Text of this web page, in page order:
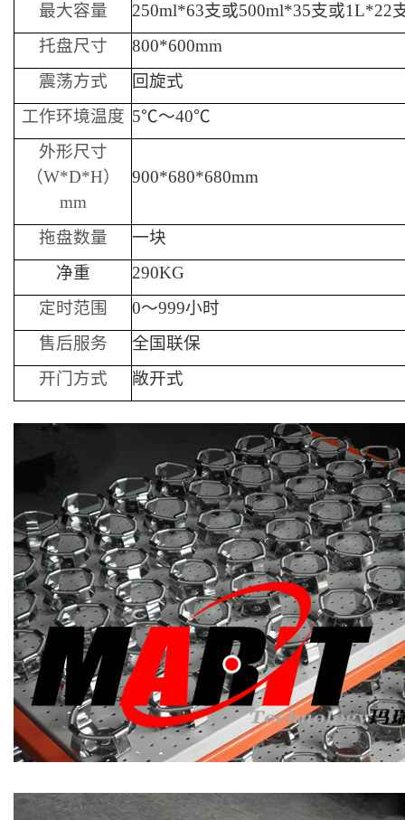
最大容量
250ml*63支或500ml*35支或1L*22
托盘尺寸
800*600mm
震荡方式
回旋式
工作环境温度 5℃～40℃
外形尺寸
（W*D*H）
mm
900*680*680mm
拖盘数量
一块
净重
290KG
定时范围
0～999小时
售后服务
全国联保
开门方式
敞开式